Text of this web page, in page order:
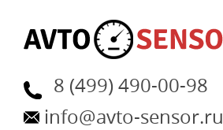
8 (499) 490-00-98
info@avto-sensor.ru